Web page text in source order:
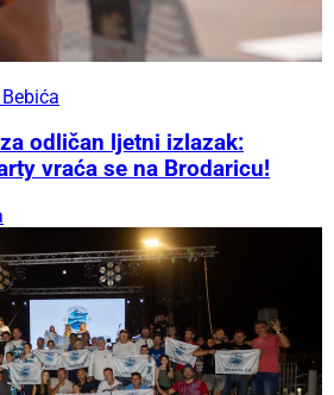
odličan ljetni izlazak:
vraća se na Brodaricu!